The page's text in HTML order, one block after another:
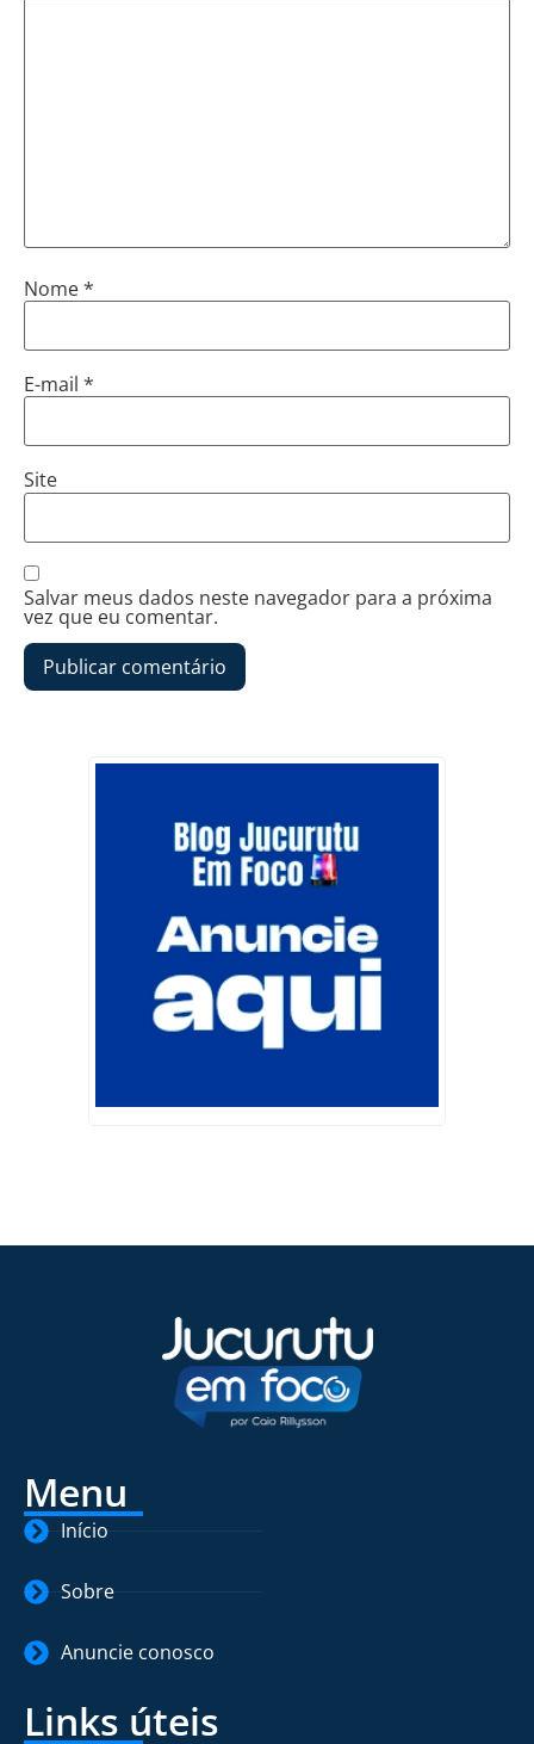
Nome*
E-mail *
Site
Salvar meus dados neste navegador para a próxima
vez que eu comentar.
Menu
Início
Sobre
Anuncie conosco
Links úteis